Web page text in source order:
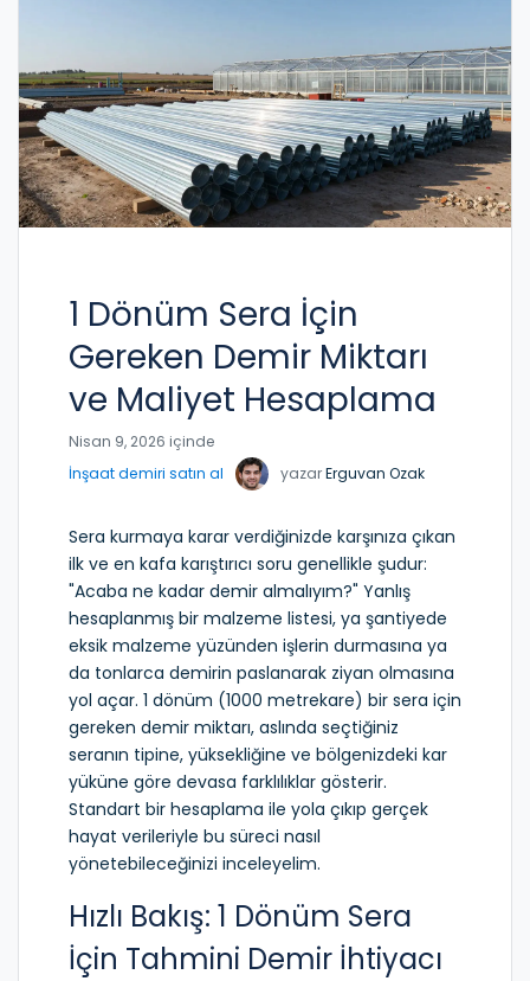
1 Dönüm Sera İçin
Gereken Demir Miktarı
ve Maliyet Hesaplama
Nisan 9, 2026 içinde
İnşaat demiri satın al
yazarErguvan Ozak
Sera kurmaya karar verdiğinizde karşınıza çıkan
ilk ve en kafa karıştırıcı soru genellikle şudur:
"Acaba ne kadar demir almalıyım?" Yanlış
hesaplanmış bir malzeme listesi, ya şantiyede
eksik malzeme yüzünden işlerin durmasına ya
da tonlarca demirin paslanarak ziyan olmasına
yol açar. 1 dönüm (1000 metrekare) bir sera için
gereken demir miktarı, aslında seçtiğiniz
seranın tipine, yüksekliğine ve bölgenizdeki kar
yüküne göre devasa farklılıklar gösterir.
Standart bir hesaplama ile yola çıkıp gerçek
hayat verileriyle bu süreci nasıl
yönetebileceğinizi inceleyelim.
Hızlı Bakış: 1 Dönüm Sera
İçin Tahmini Demir İhtiyacı